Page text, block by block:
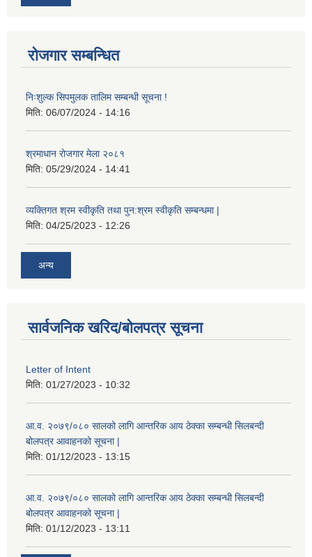
रोजगार सम्बन्धित
निःशुल्क सिपमुलक तालिम सम्बन्धी सूचना !
मिति: 06/07/2024 - 14:16
श्रमाधान रोजगार मेला २०८१
मिति: 05/29/2024 - 14:41
व्यक्तिगत श्रम स्वीकृति तथा पुन:श्रम स्वीकृति सम्बन्धमा |
मिति: 04/25/2023 - 12:26
अन्य
सार्वजनिक खरिद/बोलपत्र सूचना
Letter of Intent
मिति: 01/27/2023 - 10:32
आ.व. २०७९/०८० सालको लागि आन्तरिक आय ठेक्का सम्बन्धी सिलबन्दी
बोलपत्र आवाहनको सूचना |
मिति: 01/12/2023 - 13:15
आ.व. २०७९/०८० सालको लागि आन्तरिक आय ठेक्का सम्बन्धी सिलबन्दी
बोलपत्र आवाहनको सूचना |
मिति: 01/12/2023 - 13:11